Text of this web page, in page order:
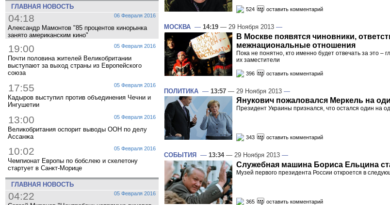
ГЛАВНАЯ НОВОСТЬ
06 Февраля 2016
04:18
Александр Мамонтов "85 процентов кинорынка
занято американским кино"
05 Февраля 2016
19:00
Почти половина жителей Великобритании
выступают за выход страны из Европейского
союза
05 Февраля 2016
17:55
Кадыров выступил против объединения Чечни и
Ингушетии
05 Февраля 2016
13:00
Великобритания оспорит выводы ООН по делу
Ассанжа
05 Февраля 2016
10:02
Чемпионат Европы по бобслею и скелетону
стартует в Санкт-Морице
ГЛАВНАЯ НОВОСТЬ
05 Февраля 2016
04:22
524 оставить комментарий
МОСКВА — 14:19 — 29 Ноября 2013 —
В Москве появятся чиновники,
межнациональные отношения
Пока не понятно, кто именно будет отвечать за это –
их заместители
396 оставить комментарий
ПОЛИТИКА — 13:57 — 29 Ноября 2013 —
Янукович пожаловался Меркель на
Президент Украины признался, что остался один на
343 оставить комментарий
СОБЫТИЯ — 13:34— 29 Ноября 2013 —
Служебная машина Бориса Ельцина
Музей первого президента России откроется в
365 оставить комментарий